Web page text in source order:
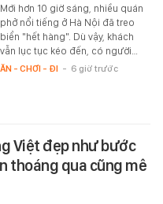
Mới hơn 10 giờ sáng, nhiều quán
phở nổi tiếng ở Hà Nội đã treo
biển "hết hàng". Dù vậy, khách
vẫn lục tục kéo đến, có người…
ĂN - CHƠI - ĐI - 6 giờ trước
Việt đẹp như bước
thoáng qua cũng mê